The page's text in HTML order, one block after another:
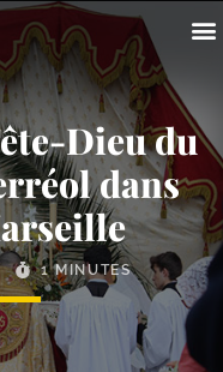
​Dieu du
dans
1 MINUTES